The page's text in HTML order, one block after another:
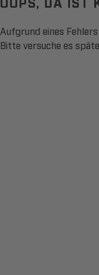
Aufgrund eines
Bitte versuche es